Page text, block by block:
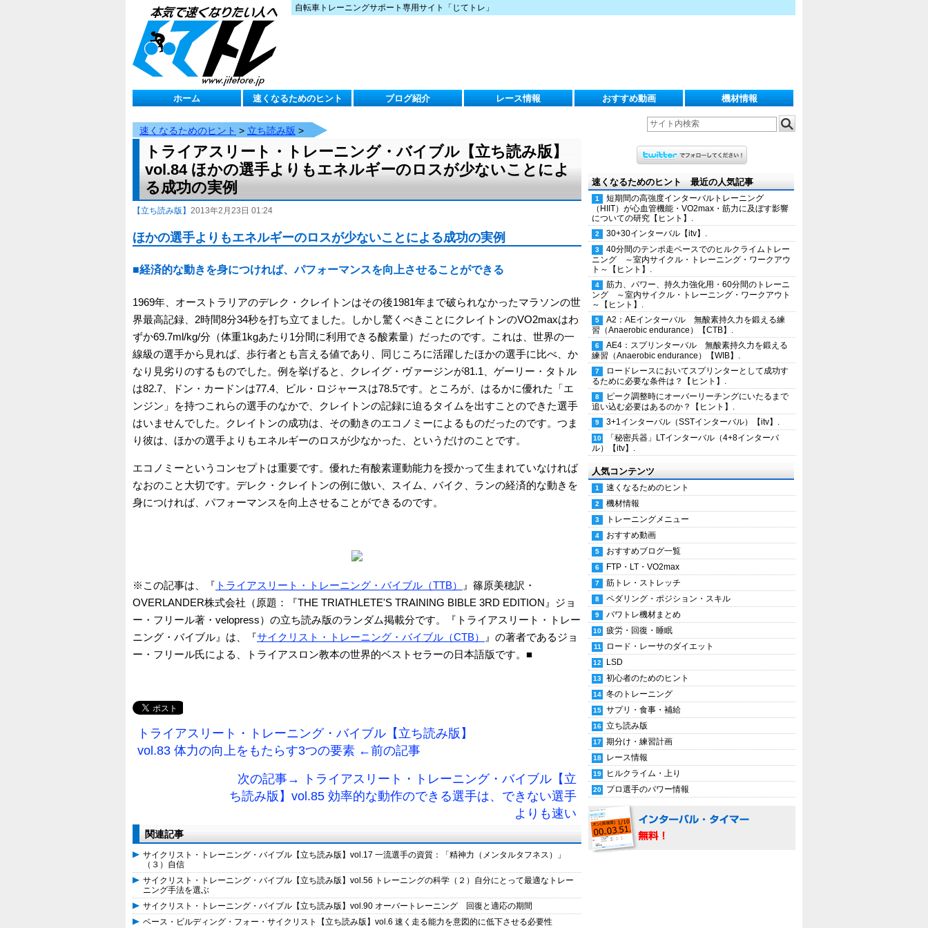
自転車トレーニングサポート専用サイト「じてトレ」
ホーム 速くなるためのヒント ブログ紹介 レース情報 おすすめ動画 機材情報
速くなるためのヒント > 立ち読み版 >
トライアスリート・トレーニング・バイブル【立ち読み版】
vol.84 ほかの選手よりもエネルギーのロスが少ないことによ
る成功の実例
【立ち読み版】 2013年2月23日 01:24
ほかの選手よりもエネルギーのロスが少ないことによる成功の実例
■経済的な動きを身につければ、パフォーマンスを向上させることができる
1969年、オーストラリアのデレク・クレイトンはその後1981年まで破られなかったマラソンの世
界最高記録、2時間8分34秒を打ち立てました。しかし驚くべきことにクレイトンのVO2maxはわ
ずか69.7ml/kg/分（体重1kgあたり1分間に利用できる酸素量）だったのです。これは、世界の一
線級の選手から見れば、歩行者とも言える値であり、同じころに活躍したほかの選手に比べ、か
なり見劣りのするものでした。例を挙げると、クレイグ・ヴァージンが81.1、ゲーリー・タトル
は82.7、ドン・カードンは77.4、ビル・ロジャースは78.5です。ところが、はるかに優れた「エ
ンジン」を持つこれらの選手のなかで、クレイトンの記録に迫るタイムを出すことのできた選手
はいませんでした。クレイトンの成功は、その動きのエコノミーによるものだったのです。つま
り彼は、ほかの選手よりもエネルギーのロスが少なかった、というだけのことです。
エコノミーというコンセプトは重要です。優れた有酸素運動能力を授かって生まれていなければ
なおのこと大切です。デレク・クレイトンの例に倣い、スイム、バイク、ランの経済的な動きを
身につければ、パフォーマンスを向上させることができるのです。
※この記事は、『 トライアスリート・トレーニング・バイブル（TTB）
』篠原美穂訳・
OVERLANDER株式会社（原題：『THE TRIATHLETE'S TRAINING BIBLE 3RD EDITION』ジョ
ー・フリール著・velopress）の立ち読み版のランダム掲載分です。『トライアスリート・トレー
ニング・バイブル』は、『サイクリスト・トレーニング・バイブル（CTB）
』の著者であるジョ
ー・フリール氏による、トライアスロン教本の世界的ベストセラーの日本語版です。■
トライアスリート・トレーニング・バイブル【立ち読み版】
vol.83 体力の向上をもたらす3つの要素 ←前の記事
次の記事→ トライアスリート・トレーニング・バイブル【立
ち読み版】vol.85 効率的な動作のできる選手は、できない選手
よりも速い
関連記事
サイクリスト・トレーニング・バイブル【立ち読み版】vol.17 一流選手の資質：「精神力（メンタルタフネス）」
（３）自信
サイクリスト・トレーニング・バイブル【立ち読み版】vol.56 トレーニングの科学（２）自分にとって最適なトレー
ニング手法を選ぶ
サイクリスト・トレーニング・バイブル【立ち読み版】vol.90 オーバートレーニング 回復と適応の期間
ベース・ビルディング・フォー・サイクリスト【立ち読み版】vol.6 速く走る能力を意図的に低下させる必要性
速くなるためのヒント 最近の人気記事
短期間の高強度インターバルトレーニング
（HIIT）が心血管機能・VO2max・筋力に及ぼす影響
についての研究【ヒント】.
30+30インターバル【itv】.
40分間のテンポ走ペースでのヒルクライムトレー
ニング ～室内サイクル・トレーニング・ワークアウ
ト～【ヒント】.
筋力、パワー、持久力強化用・60分間のトレーニ
ング ～室内サイクル・トレーニング・ワークアウト
～【ヒント】.
A2：AEインターバル 無酸素持久力を鍛える練
習（Anaerobic endurance）【CTB】.
AE4：スプリンターバル 無酸素持久力を鍛える
練習（Anaerobic endurance）【WIB】.
ロードレースにおいてスプリンターとして成功す
るために必要な条件は？【ヒント】.
ピーク調整時にオーバーリーチングにいたるまで
追い込む必要はあるのか？【ヒント】.
3+1インターバル（SSTインターバル）【itv】.
「秘密兵器」LTインターバル（4+8インターバ
ル）【itv】.
人気コンテンツ
速くなるためのヒント
機材情報
トレーニングメニュー
おすすめ動画
おすすめブログ一覧
FTP・LT・VO2max
筋トレ・ストレッチ
ペダリング・ポジション・スキル
パワトレ機材まとめ
疲労・回復・睡眠
ロード・レーサのダイエット
LSD
初心者のためのヒント
冬のトレーニング
サプリ・食事・補給
立ち読み版
期分け・練習計画
レース情報
ヒルクライム・上り
プロ選手のパワー情報